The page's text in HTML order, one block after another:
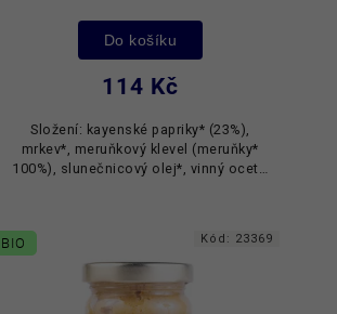
114 Kč
Do košíku
Složení: kayenské papriky* (23%),
mrkev*, meruňkový klevel (meruňky*
100%), slunečnicový olej*, vinný ocet*,
BIO Kód: 23369